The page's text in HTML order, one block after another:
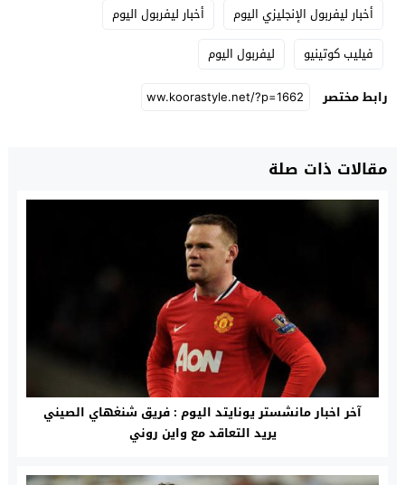
أخبار ليفربول الإنجليزي اليوم
أخبار ليفربول اليوم
فيليب كوتينيو
ليفربول اليوم
رابط مختصر
مقالات ذات صلة
آخر اخبار مانشستر يونايتد اليوم : فريق شنغهاي الصيني
يريد التعاقد مع واين روني